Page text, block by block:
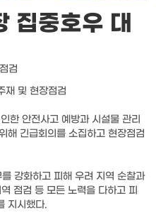
집중호우 대
검
재 및 현장점검
한 안전사고 예방과 시설물 관리
해 긴급회의를 소집하고 현장점검
강화하고 피해 우려 지역 순찰과
점검 등 모든 노력을 다하고 피
지시했다.